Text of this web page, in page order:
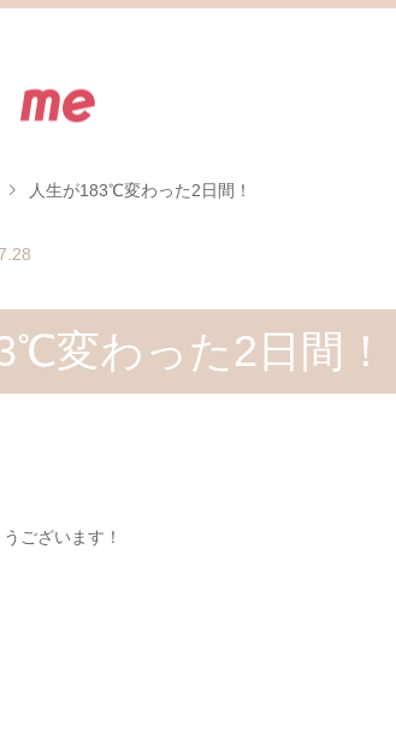
人生が183℃変わった2日間！
変わった2日間！
ございます！